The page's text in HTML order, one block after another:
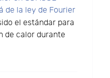
de la ley de Fourier
el estándar para
de calor durante